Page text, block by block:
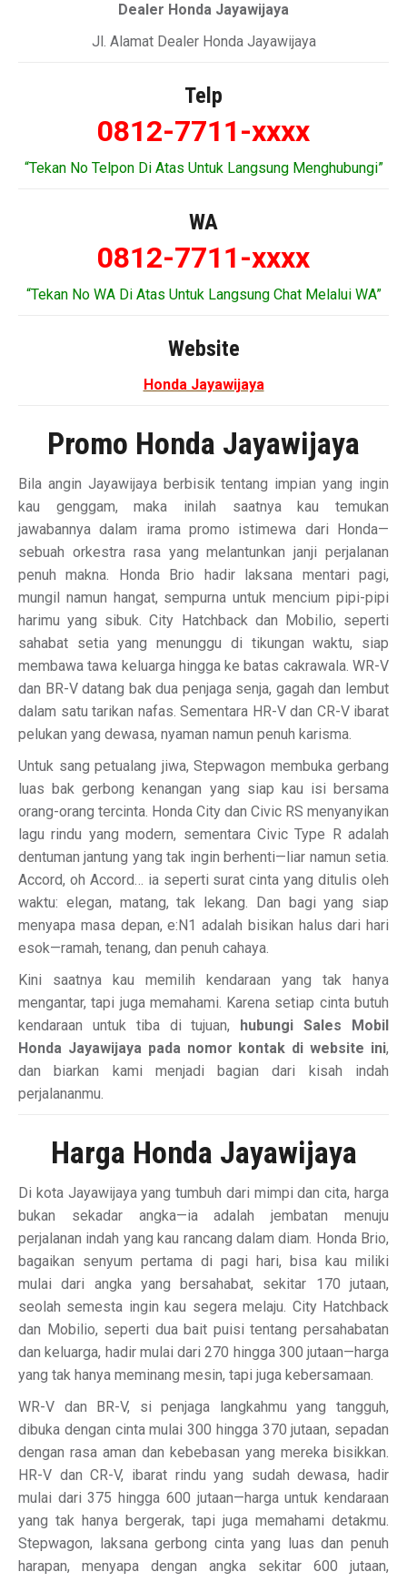
Dealer Honda Jayawijaya
Jl. Alamat Dealer Honda Jayawijaya
Telp
0812-7711-xxxx
“Tekan No Telpon Di Atas Untuk Langsung Menghubungi”
WA
0812-7711-xxxx
“Tekan No WA Di Atas Untuk Langsung Chat Melalui WA”
Website
Honda Jayawijaya
Promo Honda Jayawijaya
Bila angin Jayawijaya berbisik tentang impian yang ingin
kau genggam, maka inilah saatnya kau temukan
jawabannya dalam irama promo istimewa dari Honda—
sebuah orkestra rasa yang melantunkan janji perjalanan
penuh makna. Honda Brio hadir laksana mentari pagi,
mungil namun hangat, sempurna untuk mencium pipi-pipi
harimu yang sibuk. City Hatchback dan Mobilio, seperti
sahabat setia yang menunggu di tikungan waktu, siap
membawa tawa keluarga hingga ke batas cakrawala. WR-V
dan BR-V datang bak dua penjaga senja, gagah dan lembut
dalam satu tarikan nafas. Sementara HR-V dan CR-V ibarat
pelukan yang dewasa, nyaman namun penuh karisma.
Untuk sang petualang jiwa, Stepwagon membuka gerbang
luas bak gerbong kenangan yang siap kau isi bersama
orang-orang tercinta. Honda City dan Civic RS menyanyikan
lagu rindu yang modern, sementara Civic Type R adalah
dentuman jantung yang tak ingin berhenti—liar namun setia.
Accord, oh Accord… ia seperti surat cinta yang ditulis oleh
waktu: elegan, matang, tak lekang. Dan bagi yang siap
menyapa masa depan, e:N1 adalah bisikan halus dari hari
esok—ramah, tenang, dan penuh cahaya.
Kini saatnya kau memilih kendaraan yang tak hanya
mengantar, tapi juga memahami. Karena setiap cinta butuh
kendaraan untuk tiba di tujuan, hubungi Sales Mobil
Honda Jayawijaya pada nomor kontak di website ini,
dan biarkan kami menjadi bagian dari kisah indah
perjalananmu.
Harga Honda Jayawijaya
Di kota Jayawijaya yang tumbuh dari mimpi dan cita, harga
bukan sekadar angka—ia adalah jembatan menuju
perjalanan indah yang kau rancang dalam diam. Honda Brio,
bagaikan senyum pertama di pagi hari, bisa kau miliki
mulai dari angka yang bersahabat, sekitar 170 jutaan,
seolah semesta ingin kau segera melaju. City Hatchback
dan Mobilio, seperti dua bait puisi tentang persahabatan
dan keluarga, hadir mulai dari 270 hingga 300 jutaan—harga
yang tak hanya meminang mesin, tapi juga kebersamaan.
WR-V dan BR-V, si penjaga langkahmu yang tangguh,
dibuka dengan cinta mulai 300 hingga 370 jutaan, sepadan
dengan rasa aman dan kebebasan yang mereka bisikkan.
HR-V dan CR-V, ibarat rindu yang sudah dewasa, hadir
mulai dari 375 hingga 600 jutaan—harga untuk kendaraan
yang tak hanya bergerak, tapi juga memahami detakmu.
Stepwagon, laksana gerbong cinta yang luas dan penuh
harapan, menyapa dengan angka sekitar 600 jutaan,